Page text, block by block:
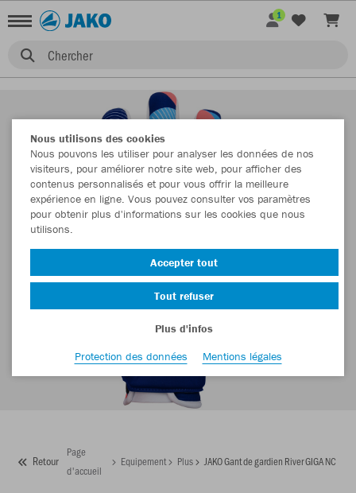
Chercher
1
Retour
Page
d'accueil
Equipement Plus JAKO Gant de gardien River GIGA NC
Nous utilisons des cookies
Nous pouvons les utiliser pour analyser les données de nos
visiteurs, pour améliorer notre site web, pour afficher des
contenus personnalisés et pour vous offrir la meilleure
expérience en ligne. Vous pouvez consulter vos paramètres
pour obtenir plus d'informations sur les cookies que nous
utilisons.
Accepter tout
Tout refuser
Plus d'infos
Protection des données
Mentions légales